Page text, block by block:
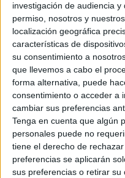
investigación de audiencia
permiso, nosotros y
localización geográfica
características de
su consentimiento a
que llevemos a cabo el
forma alternativa, puede
consentimiento o acceder a
cambiar sus preferencias
Tenga en cuenta que algún
personales puede no
tiene el derecho de
preferencias se aplicarán
sus preferencias o retirar
¿Qué quieres
Escribe aquí las dudas o
respondieran: plazos de
disponibles…:
Acepto lostérminos
privacidad:*